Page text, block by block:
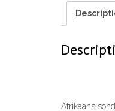
Afrikaans